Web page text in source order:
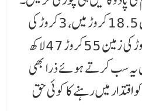
اس سے پہلے 2کروڑ کی زمین 18.5کروڑ میں، 3کروڑ کی
زمین 24کروڑ میں اور 9کروڑ کی زمین 55کروڑ 47لاکھ
یہ سب کرتے ہوئے ذرا بھی
میں رہنے کا کوئی حق